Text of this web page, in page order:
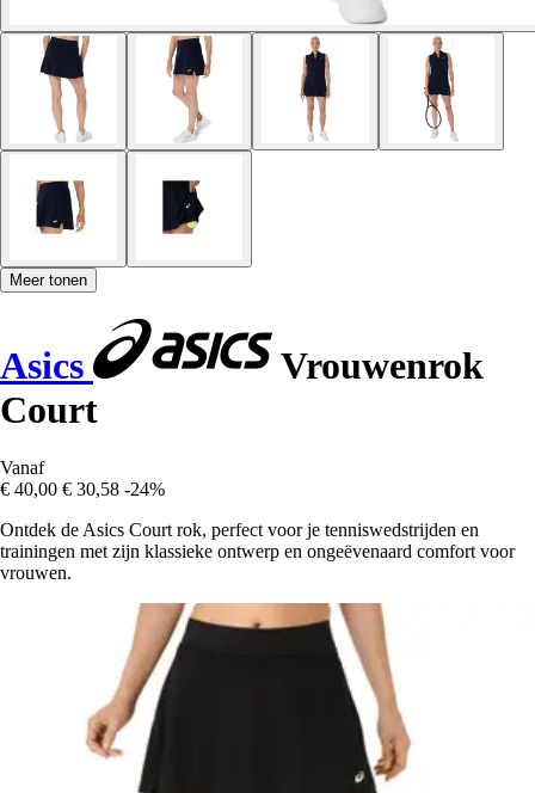
Meer tonen
Asics
Vrouwenrok
Court
Vanaf
€ 40,00 € 30,58 -24%
Ontdek de Asics Court rok, perfect voor je tenniswedstrijden en
trainingen met zijn klassieke ontwerp en ongeëvenaard comfort voor
vrouwen.